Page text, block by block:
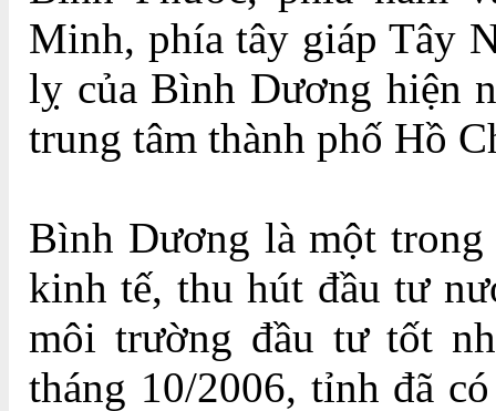
Minh, phía tây giáp Tây
lỵ của Bình Dương hiện
trung tâm thành phố Hồ
Bình Dương là một
kinh tế, thu hút đầu tư
môi trường đầu tư tốt
tháng 10/2006, tỉnh đã